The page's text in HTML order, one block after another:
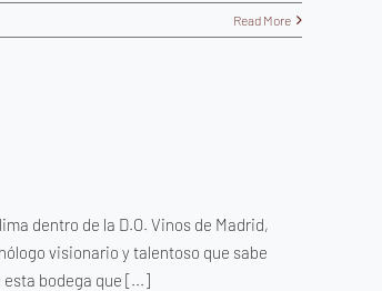
Read More
dentro de la D.O. Vinos de Madrid,
visionario y talentoso que sabe
esta bodega que [...]